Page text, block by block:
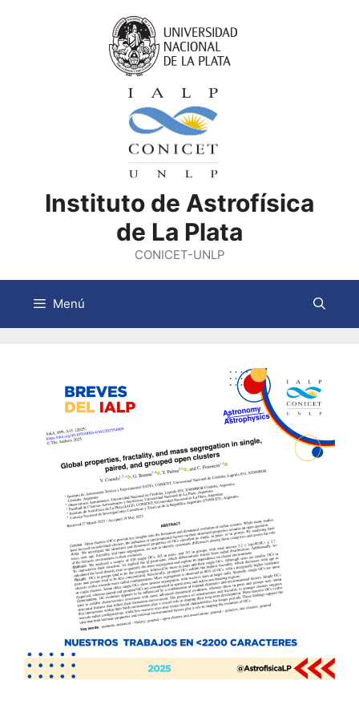
Instituto de Astrofísica
de La Plata
CONICET-UNLP
Menú